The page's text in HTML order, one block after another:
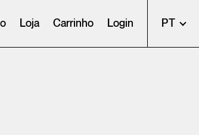
Loja Carrinho Login PT